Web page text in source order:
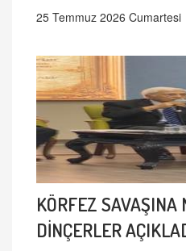
25 Temmuz 2026 Cumartesi
KÖRFEZ SAVAŞINA
DİNÇERLER